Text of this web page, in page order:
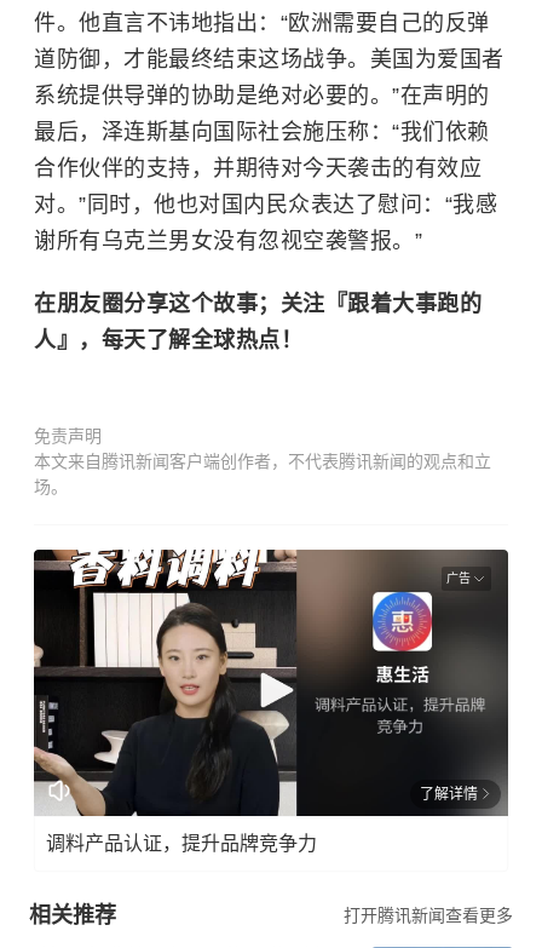
件。他直言不讳地指出：“欧洲需要自己的反弹
道防御，才能最终结束这场战争。美国为爱国者
系统提供导弹的协助是绝对必要的。”在声明的
最后，泽连斯基向国际社会施压称：“我们依赖
合作伙伴的支持，并期待对今天袭击的有效应
对。”同时，他也对国内民众表达了慰问：“我感
谢所有乌克兰男女没有忽视空袭警报。”
在朋友圈分享这个故事；关注『跟着大事跑的
人』，每天了解全球热点！
免责声明
本文来自腾讯新闻客户端创作者，不代表腾讯新闻的观点和立
场。
广告
了解详情
调料产品认证，提升品牌竞争力
相关推荐 打开腾讯新闻查看更多